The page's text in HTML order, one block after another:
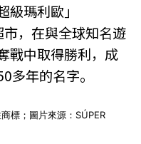
瑪利歐」
市，在與全球知名遊
戰中取得勝利，成
多年的名字。
標；圖片來源：SÚPER